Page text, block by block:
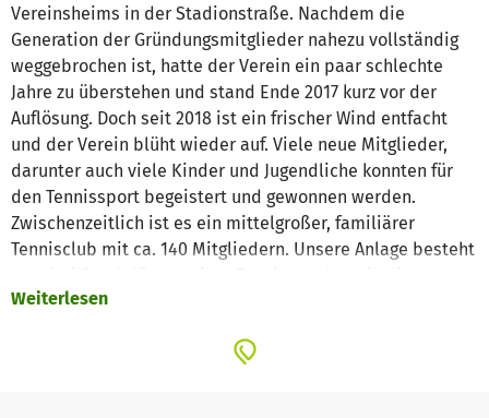
Vereinsheims in der Stadionstraße. Nachdem die
Generation der Gründungsmitglieder nahezu vollständig
weggebrochen ist, hatte der Verein ein paar schlechte
Jahre zu überstehen und stand Ende 2017 kurz vor der
Auflösung. Doch seit 2018 ist ein frischer Wind entfacht
und der Verein blüht wieder auf. Viele neue Mitglieder,
darunter auch viele Kinder und Jugendliche konnten für
den Tennissport begeistert und gewonnen werden.
Zwischenzeitlich ist es ein mittelgroßer, familiärer
Tennisclub mit ca. 140 Mitgliedern. Unsere Anlage besteht
Vereinsheim mit Umkleideräumen, WC-Anlagen,
Tennisplätze sind von der sonnigen Clubhausterrasse gut
Weiterlesen